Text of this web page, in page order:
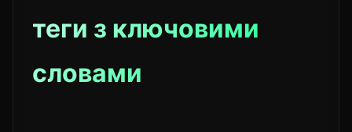
теги з ключовими
словами